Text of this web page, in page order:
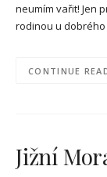
neumím vařit! Jen
rodinou u
CONTINUE
Jižní